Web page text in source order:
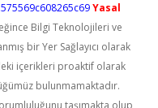
Yasal
Bilgi Teknolojileri ve
bir Yer Sağlayıcı olarak
içerikleri proaktif olarak
bulunmamaktadır.
taşımakta olup,